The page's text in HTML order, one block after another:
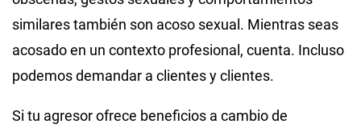
similares también son acoso sexual. Mientras seas
acosado en un contexto profesional, cuenta. Incluso
podemos demandar a clientes y clientes.
Si tu agresor ofrece beneficios a cambio de